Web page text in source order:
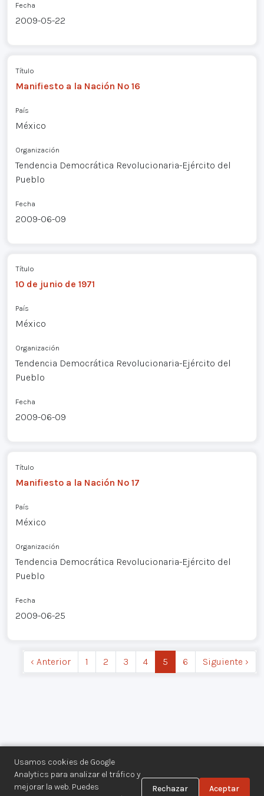
Usamos cookies de Google
Analytics para analizar el tráfico y
mejorar la web. Puedes
Rechazar Aceptar
Fecha
2009-05-22
Título
Manifiesto a la Nación Nº 16
País
México
Organización
Tendencia Democrática Revolucionaria-Ejército del
Pueblo
Fecha
2009-06-09
Título
10 de junio de 1971
País
México
Organización
Tendencia Democrática Revolucionaria-Ejército del
Pueblo
Fecha
2009-06-09
Título
Manifiesto a la Nación Nº 17
País
México
Organización
Tendencia Democrática Revolucionaria-Ejército del
Pueblo
Fecha
2009-06-25
‹ Anterior 1 2 3 4 5 6 Siguiente ›
Centro de Documentación de los